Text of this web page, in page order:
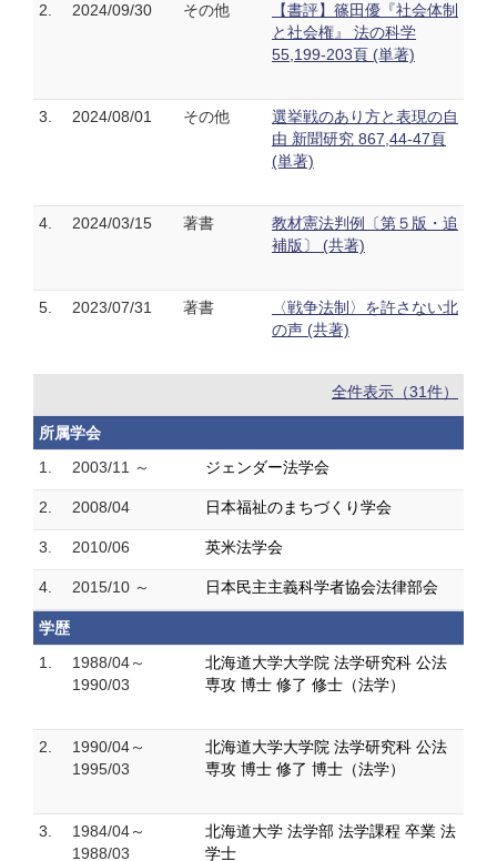
2. 2024/09/30 その他
【書評】篠田優『社会体制
と社会権』 法の科学
55,199-203頁 (単著)
3. 2024/08/01 その他
選挙戦のあり方と表現の自
由 新聞研究 867,44-47頁
(単著)
4. 2024/03/15 著書
教材憲法判例〔第５版・追
補版〕 (共著)
5. 2023/07/31 著書
〈戦争法制〉を許さない北
の声 (共著)
全件表示（31件）
所属学会
1.
2003/11 ～ ジェンダー法学会
2. 2008/04 日本福祉のまちづくり学会
3. 2010/06 英米法学会
4. 2015/10 ～ 日本民主主義科学者協会法律部会
学歴
1.
1988/04～
1990/03
北海道大学大学院 法学研究科 公法
専攻 博士 修了 修士（法学）
2.
1990/04～
1995/03
北海道大学大学院 法学研究科 公法
専攻 博士 修了 博士（法学）
3.
1984/04～
1988/03
北海道大学 法学部 法学課程 卒業 法
学士